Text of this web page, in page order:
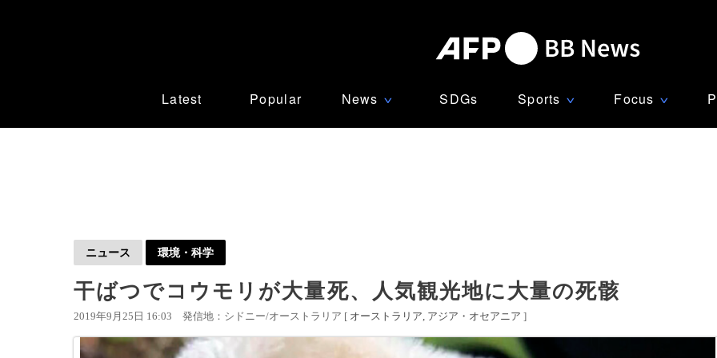
Latest Popular News ∨ SDGs Sports ∨ Focus ∨
ニュース 環境・科学
干ばつでコウモリが大量死、人気観光地に大量の死骸
2019年9月25日 16:03 発信地：シドニー/オーストラリア [ オーストラリア アジア・オセアニア ]